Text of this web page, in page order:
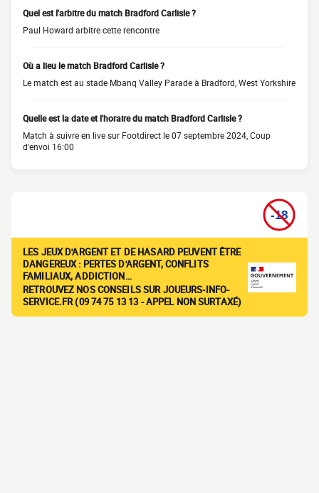
Quel est l'arbitre du match Bradford Carlisle ?
Paul Howard arbitre cette rencontre
Où a lieu le match Bradford Carlisle ?
Le match est au stade Mbanq Valley Parade à Bradford, West Yorkshire
Quelle est la date et l'horaire du match Bradford Carlisle ?
Match à suivre en live sur Footdirect le 07 septembre 2024, Coup
d'envoi 16:00
LES JEUX D'ARGENT ET DE HASARD PEUVENT ÊTRE
DANGEREUX : PERTES D'ARGENT, CONFLITS
FAMILIAUX, ADDICTION…
RETROUVEZ NOS CONSEILS SUR JOUEURS-INFO-
SERVICE.FR (09 74 75 13 13 - APPEL NON SURTAXÉ)